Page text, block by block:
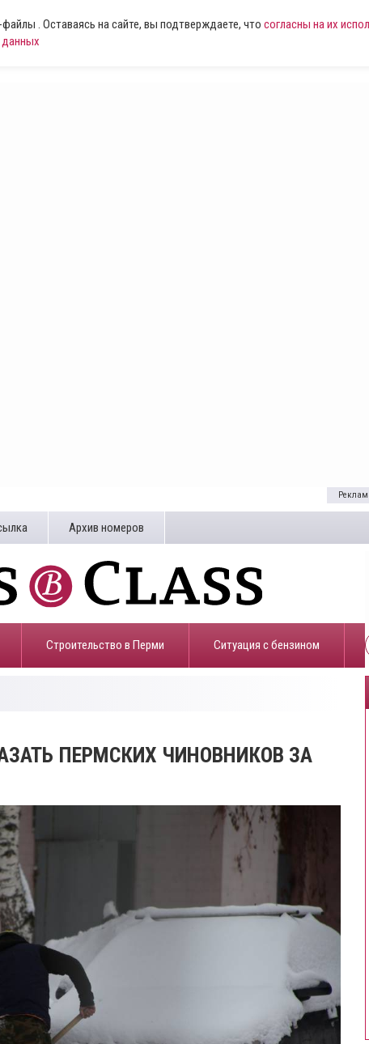
. Оставаясь на сайте, вы подтверждаете, что согласны на их
данных
Архив номеров
Строительство в Перми ​Ситуация с бензином
ПЕРМСКИХ ЧИНОВНИКОВ ЗА